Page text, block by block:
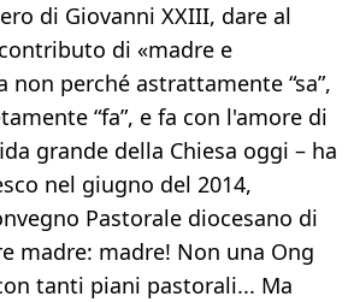
di Giovanni XXIII, dare al
di «madre e
non perché astrattamente “sa”,
“fa”, e fa con l'amore di
grande della Chiesa oggi – ha
nel giugno del 2014,
Pastorale diocesano di
madre: madre! Non una Ong
tanti piani pastorali... Ma